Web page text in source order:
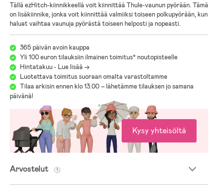
Tällä ezHitch-kiinnikkeellä voit kiinnittää Thule-vaunun pyörään. Tämä
on lisäkiinnike, jonka voit kiinnittää valmiiksi toiseen polkupyörään, kun
haluat vaihtaa vaunuja pyörästä toiseen helposti ja nopeasti.
365 päivän avoin kauppa
Yli 100 euron tilauksiin ilmainen toimitus* noutopisteelle
Hintatakuu - Lue lisää ->
Luotettava toimitus suoraan omalta varastoltamme
Tilaa arkisin ennen klo 13.00 – lähetämme tilauksen jo samana
päivänä!
Kysy yhteisöltä
Arvostelut